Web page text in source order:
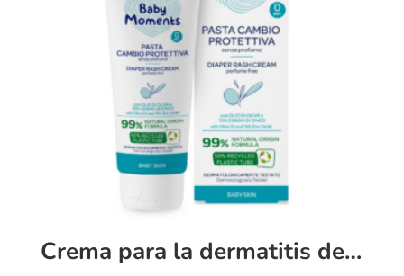
Crema para la dermatitis del pañal Baby Moments (100 ml)